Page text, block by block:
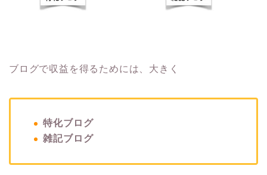
ブログで収益を得るためには、大きく
特化ブログ
雑記ブログ